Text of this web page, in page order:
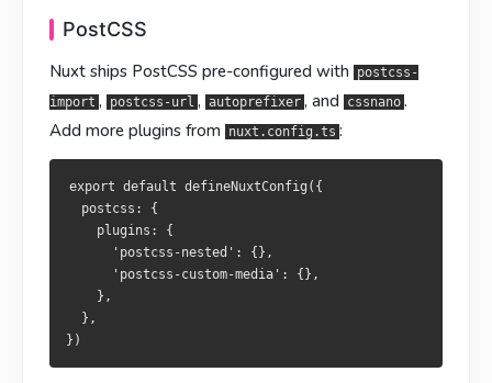
  },
SFC 里用 <style lang="postcss"> 可以获得正确的语法高亮。
Tailwind CSS / UnoCSS
想用 utility-first 方案，官方模块是最快路径：
export default defineNuxtConfig({
  modules: ['@nuxtjs/tailwindcss'],
    },
SFC 內使用 <style lang="postcss"> 可獲得正確語法突顯。
Tailwind CSS / UnoCSS
採用 utility-first 方案時，官方模組是最快路徑：
export default defineNuxtConfig({
  modules: ['@nuxtjs/tailwindcss'],
PostCSS
Nuxt ships PostCSS pre-configured with
postcss-
import , postcss-url , autoprefixer , and cssnano .
Add more plugins from
nuxt.config.ts :
export default defineNuxtConfig({
  postcss: {
    plugins: {
      'postcss-nested': {},
      'postcss-custom-media': {},
    },
  },